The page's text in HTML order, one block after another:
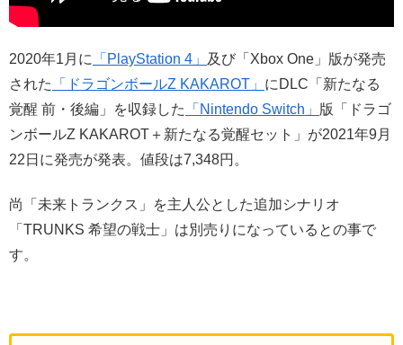
2020年1月に 「PlayStation 4」
及び「Xbox One」版が発売
された
「ドラゴンボールZ KAKAROT」 にDLC「新たなる
覚醒 前・後編」を収録した
「Nintendo Switch」 版「ドラゴ
ンボールZ KAKAROT＋新たなる覚醒セット」が2021年9月
22日に発売が発表。値段は7,348円。
尚「未来トランクス」を主人公とした追加シナリオ
「TRUNKS 希望の戦士」は別売りになっているとの事で
す。